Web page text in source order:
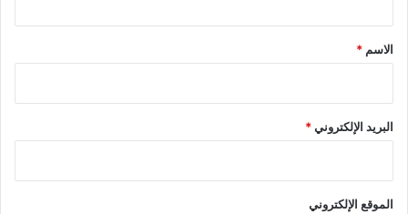
*
الاسم *
البريد الإلكتروني*
الموقع الإلكتروني